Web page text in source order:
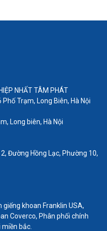
có độ nhớt cao,
phù hợp với
NHẤT TÂM PHÁT
Trạm, Long Biên, Hà Nội
Long biên, Hà Nội
Đường Hồng Lạc, Phường 10,
khoan Franklin USA,
Coverco, Phân phối chính
bắc.